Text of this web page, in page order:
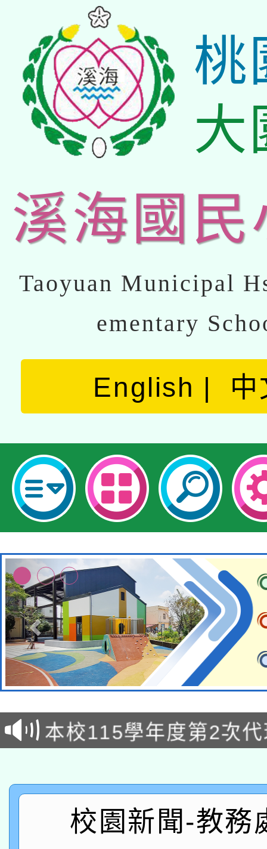
桃
大
溪海國民
Taoyuan Municipal
ementary
English 中
本校115學年度第1次
第3次招考甄選結果公
本校115學年度第2次
有關原住民族委員會
公告之原住民族歲時祭
一案。
兒童少年暑期犯罪預防
答一案
有關本府115年70歲以
校園新聞-教務